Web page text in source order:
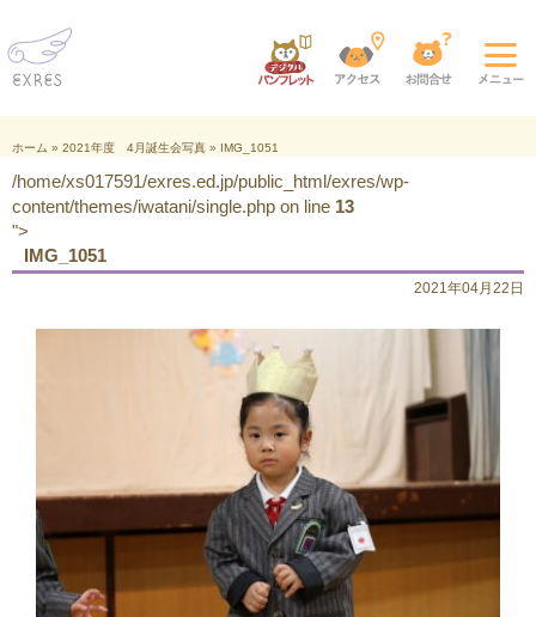
ホーム » 2021年度 4月誕生会写真 » IMG_1051
/home/xs017591/exres.ed.jp/public_html/exres/wp-
content/themes/iwatani/single.php on line 13
">
IMG_1051
2021年04月22日